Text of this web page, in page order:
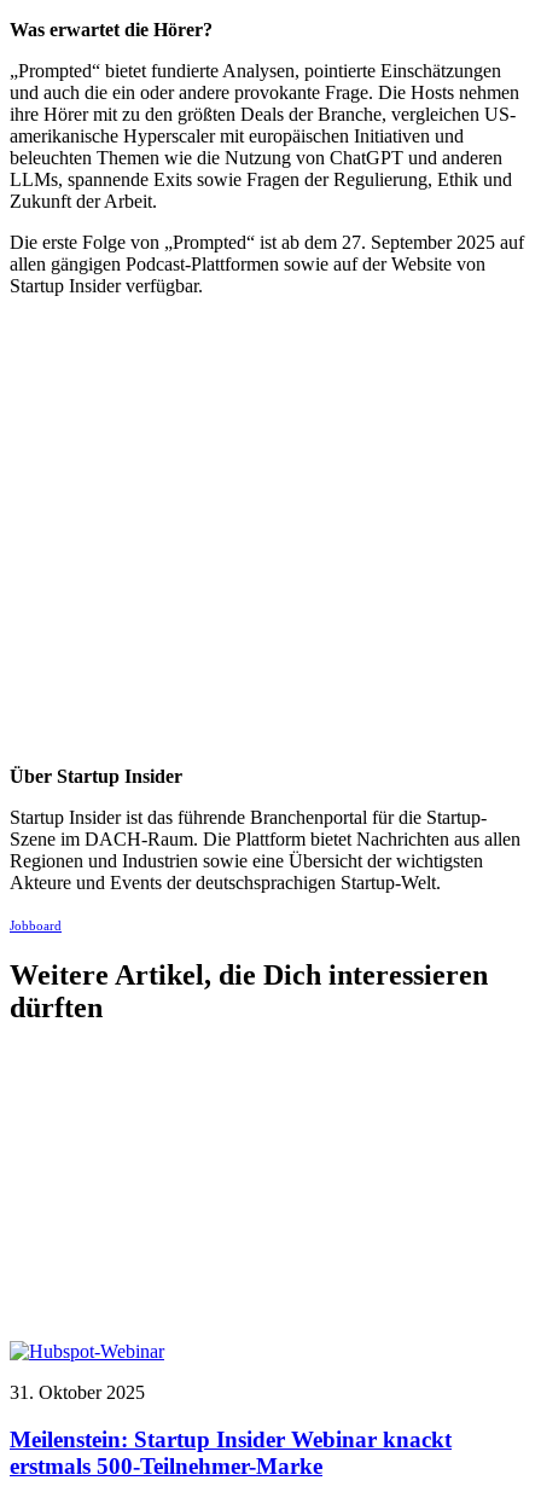
Was erwartet die Hörer?
„Prompted“ bietet fundierte Analysen, pointierte Einschätzungen
und auch die ein oder andere provokante Frage. Die Hosts nehmen
ihre Hörer mit zu den größten Deals der Branche, vergleichen US-
amerikanische Hyperscaler mit europäischen Initiativen und
beleuchten Themen wie die Nutzung von ChatGPT und anderen
LLMs, spannende Exits sowie Fragen der Regulierung, Ethik und
Zukunft der Arbeit.
Die erste Folge von „Prompted“ ist ab dem 27. September 2025 auf
allen gängigen Podcast-Plattformen sowie auf der Website von
Startup Insider verfügbar.
Über Startup Insider
Startup Insider ist das führende Branchenportal für die Startup-
Szene im DACH-Raum. Die Plattform bietet Nachrichten aus allen
Regionen und Industrien sowie eine Übersicht der wichtigsten
Akteure und Events der deutschsprachigen Startup-Welt.
Jobboard
Weitere Artikel, die Dich interessieren
dürften
31. Oktober 2025
Meilenstein: Startup Insider Webinar knackt
erstmals 500-Teilnehmer-Marke